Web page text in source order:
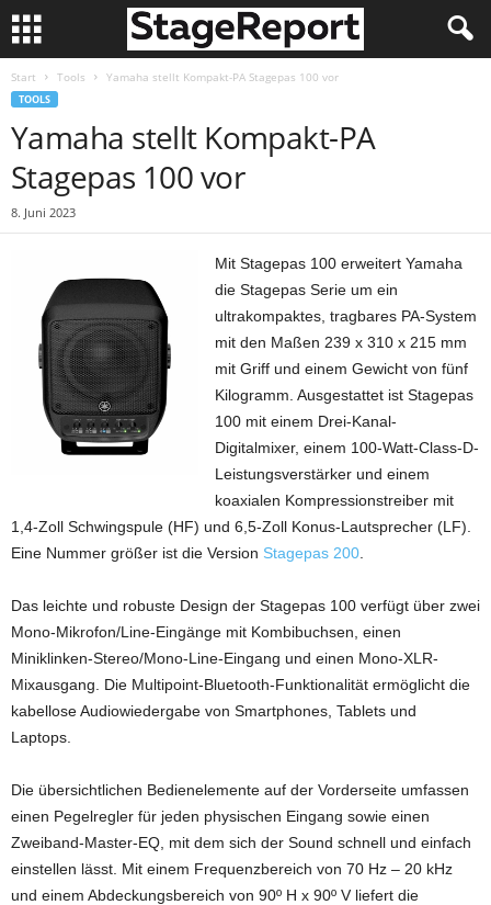
Start Tools Yamaha stellt Kompakt-PA Stagepas 100 vor
TOOLS
Yamaha stellt Kompakt-PA
Stagepas 100 vor
8. Juni 2023
Mit Stagepas 100 erweitert Yamaha
die Stagepas Serie um ein
ultrakompaktes, tragbares PA-System
mit den Maßen 239 x 310 x 215 mm
mit Griff und einem Gewicht von fünf
Kilogramm. Ausgestattet ist Stagepas
100 mit einem Drei-Kanal-
Digitalmixer, einem 100-Watt-Class-D-
Leistungsverstärker und einem
koaxialen Kompressionstreiber mit
1,4-Zoll Schwingspule (HF) und 6,5-Zoll Konus-Lautsprecher (LF).
Eine Nummer größer ist die Version Stagepas 200
Das leichte und robuste Design der Stagepas 100 verfügt über zwei
Mono-Mikrofon/Line-Eingänge mit Kombibuchsen, einen
Miniklinken-Stereo/Mono-Line-Eingang und einen Mono-XLR-
Mixausgang. Die Multipoint-Bluetooth-Funktionalität ermöglicht die
kabellose Audiowiedergabe von Smartphones, Tablets und
Laptops.
Die übersichtlichen Bedienelemente auf der Vorderseite umfassen
einen Pegelregler für jeden physischen Eingang sowie einen
Zweiband-Master-EQ, mit dem sich der Sound schnell und einfach
einstellen lässt. Mit einem Frequenzbereich von 70 Hz – 20 kHz
und einem Abdeckungsbereich von 90º H x 90º V liefert die